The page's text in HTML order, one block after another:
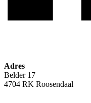
Adres
Belder 17
4704 RK Roosendaal